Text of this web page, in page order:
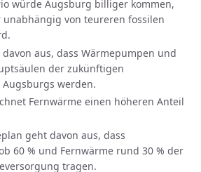
würde Augsburg billiger kommen,
von teureren fossilen
aus, dass Wärmepumpen und
der zukünftigen
werden.
Fernwärme einen höheren Anteil
geht davon aus, dass
60 % und Fernwärme rund 30 % der
tragen.